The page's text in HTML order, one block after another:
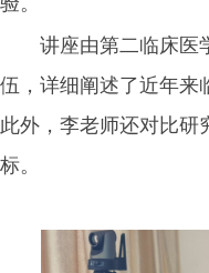
讲座由第二临床医
伍，详细阐述了近年来
此外，李老师还对比研
标。